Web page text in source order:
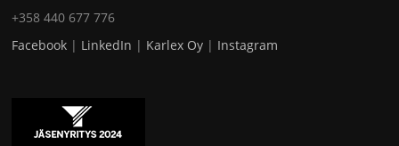
+358 440 677 776
Facebook | LinkedIn | Karlex Oy | Instagram